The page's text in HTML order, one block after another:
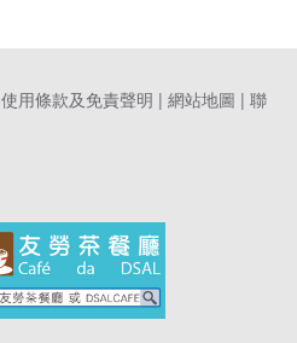
使用條款及免責聲明 | 網站地圖 | 聯